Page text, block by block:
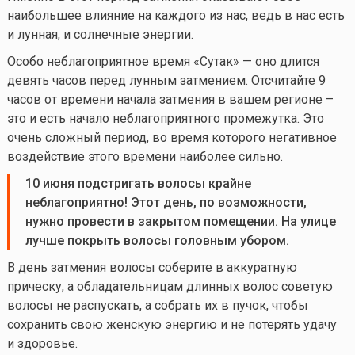
наибольшее влияние на каждого из нас, ведь в нас есть
и лунная, и солнечные энергии.
Особо неблагоприятное время «Сутак» — оно длится
девять часов перед лунным затмением. Отсчитайте 9
часов от времени начала затмения в вашем регионе –
это и есть начало неблагоприятного промежутка. Это
очень сложный период, во время которого негативное
воздействие этого времени наиболее сильно.
10 июня подстригать волосы крайне
неблагоприятно! Этот день, по возможности,
нужно провести в закрытом помещении. На улице
лучше покрыть волосы головным убором.
В день затмения волосы соберите в аккуратную
прическу, а обладательницам длинных волос советую
волосы не распускать, а собрать их в пучок, чтобы
сохранить свою женскую энергию и не потерять удачу
и здоровье.